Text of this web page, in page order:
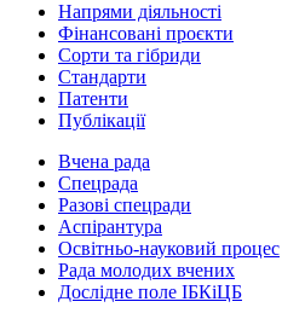
Напрями діяльності
Фінансовані проєкти
Сорти та гібриди
Стандарти
Патенти
Публікації
Вчена рада
Спецрада
Разові спецради
Аспірантура
Освітньо-науковий процес
Рада молодих вчених
Дослідне поле ІБКіЦБ